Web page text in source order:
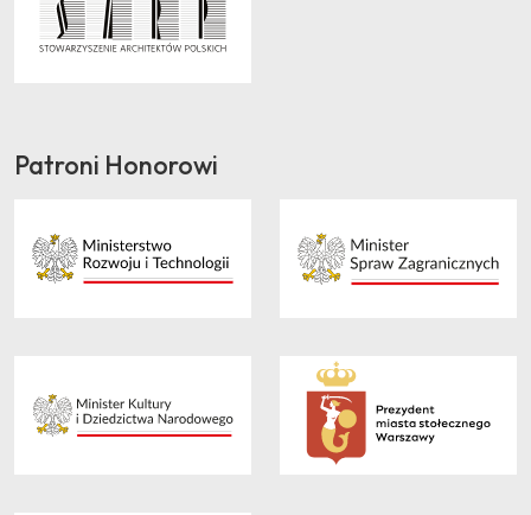
Patroni Honorowi